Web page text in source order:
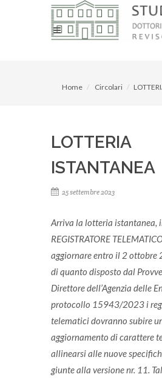
Home Circolari
LOTTERIA
ISTANTANEA
25 settembre 2023
Arriva la lotteria istantanea,
REGISTRATORE
aggiornare entro il 2 ottobre
di quanto disposto dal
Direttore dell’Agenzia delle
protocollo 15943/2023 i
telematici dovranno subire
aggiornamento di carattere
allinearsi alle nuove
giunte alla versione nr. 11.